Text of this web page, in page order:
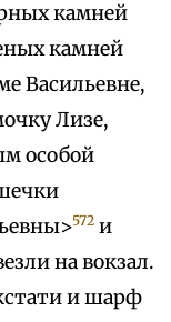
камней
камней
Васильевне,
Лизе,
особой
572 и
на вокзал.
и шарф